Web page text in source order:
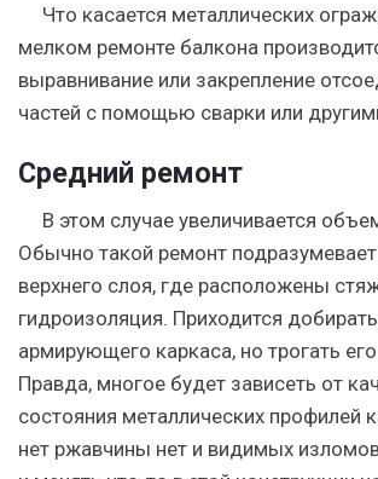
Что касается металлических
мелком ремонте балкона
выравнивание или закрепление
частей с помощью сварки или
Средний ремонт
В этом случае увеличивается
Обычно такой ремонт
верхнего слоя, где расположены
гидроизоляция. Приходится
армирующего каркаса, но трогать
Правда, многое будет зависеть от
состояния металлических профилей
нет ржавчины нет и видимых